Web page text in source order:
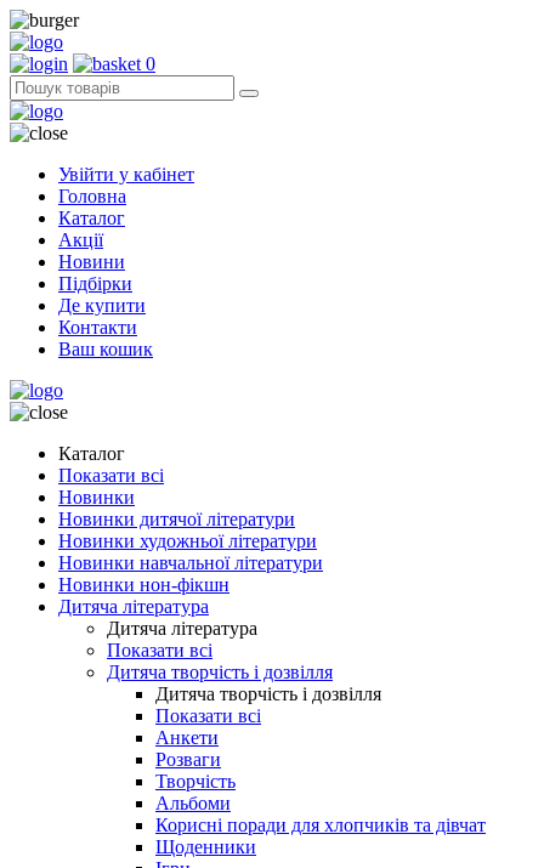
0
Увійти у кабінет
Головна
Каталог
Акції
Новини
Підбірки
Де купити
Контакти
Ваш кошик
Каталог
Показати всі
Новинки
Новинки дитячої літератури
Новинки художньої літератури
Новинки навчальної літератури
Новинки нон-фікшн
Дитяча література
Дитяча література
Показати всі
Дитяча творчість і дозвілля
Дитяча творчість і дозвілля
Показати всі
Анкети
Розваги
Творчість
Альбоми
Корисні поради для хлопчиків та дівчат
Щоденники